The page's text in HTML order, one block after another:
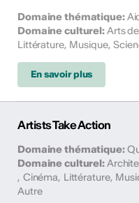
Domaine thématique:
Domaine culturel:Arts
Littérature, Musique,
En savoir plus
Artists Take Action
Domaine thématique:
Domaine culturel:
, Cinéma, Littérature,
Autre